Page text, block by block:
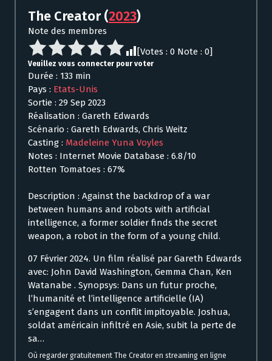
The Creator(2023)
Note des membres
[Votes : 0 Note : 0]
Veuillez vous connecter pour voter
Durée : 133 min
Pays : Etats-Unis
Sortie : 29 Sep 2023
Réalisation : Gareth Edwards
Scénario : Gareth Edwards, Chris Weitz
Casting : Madeleine Yuna Voyles
Notes : Internet Movie Database : 6.8/10
Rotten Tomatoes : 67%
Description : Against the backdrop of a war
between humans and robots with artificial
intelligence, a former soldier finds the secret
weapon, a robot in the form of a young child.
07 Février 2024. Un film réalisé par Gareth Edwards
avec: John David Washington, Gemma Chan, Ken
Watanabe . Synopsys: Dans un futur proche,
l’humanité et l’intelligence artificielle (IA)
s’engagent dans un conflit impitoyable. Joshua,
soldat américain infiltré en Asie, subit la perte de
sa…
Où regarder gratuitement The Creator en streaming en ligne